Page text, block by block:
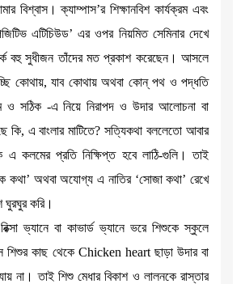
বিশ্বাস। ক্যাম্পাস’র শিক্ষানবিশ কার্যক্রম এবং
এটিচিউড’ এর ওপর নিয়মিত সেমিনার দেখে
বহু সুধীজন তাঁদের মত প্রকাশ করেছেন। আসলে
কোথায়, যাব কোথায় অথবা কোন্ পথ ও পদ্ধতি
সঠিক -এ নিয়ে নিরাপদ ও উদার আলোচনা বা
কি, এ বাংলার মাটিতে? সত্যিকথা বললেতো আবার
এ কলমের প্রতি নিক্ষিপ্ত হবে লাঠি-গুলি। তাই
কথা’ অথবা অযোগ্য এ নাতির ‘সোজা কথা’ রেখে
করি।
ভ্যানে বা কাভার্ড ভ্যানে ভরে শিশুকে স্কুলে
শিশুর কাছ থেকে Chicken heart ছাড়া উদার বা
না। তাই শিশু মেধার বিকাশ ও লালনকে রাস্তার